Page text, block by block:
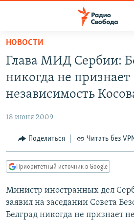
упрощенного
доступа
основному
Вернутся
Вернутся
поиску
АВТОРСКИЕ ПРОЕКТЫ
МНЕНИЯ
КУЛЬТУРА
КАВКАЗ.РЕАЛИИ
СЕВЕР.РЕАЛИИ
СИБИРЬ.РЕАЛИИ
НОВОСТИ
Глава МИД Сербии:
никогда не признает
независимость
18 июня 2009
Поделиться Читать без
Приоритетный источник в Google
Министр иностранных дел
заявил на заседании Совета
Белград никогда не признает